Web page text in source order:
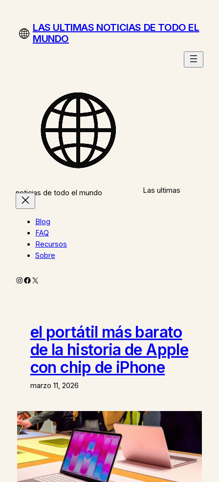
contenidoLAS ULTIMAS NOTICIAS DE TODO EL
MUNDO
Las ultimas
noticias de todo el mundo
Blog
FAQ
Recursos
Sobre
Instagram
Facebook
X
el portátil más barato
de la historia de Apple
con chip de iPhone
marzo 11, 2026